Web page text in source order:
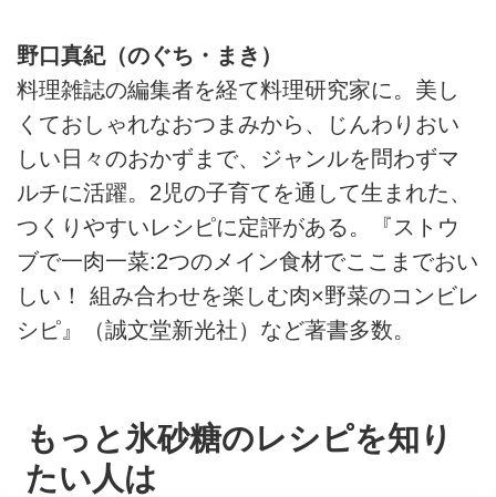
野口真紀（のぐち・まき）
料理雑誌の編集者を経て料理研究家に。美し
くておしゃれなおつまみから、じんわりおい
しい日々のおかずまで、ジャンルを問わずマ
ルチに活躍。2児の子育てを通して生まれた、
つくりやすいレシピに定評がある。『ストウ
ブで一肉一菜:2つのメイン食材でここまでおい
しい！ 組み合わせを楽しむ肉×野菜のコンビレ
シピ』（誠文堂新光社）など著書多数。
もっと氷砂糖のレシピを知り
たい人は